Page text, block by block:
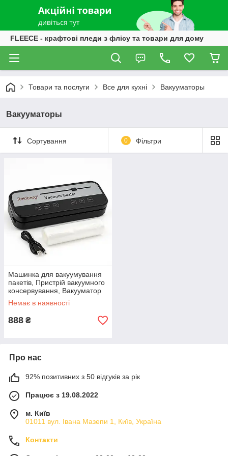
FLEECE - крафтові пледи з флісу та товари для дому
Товари та послуги Все для кухні Вакууматоры
Вакууматоры
Сортування 0 Фільтри
Машинка для вакуумування
пакетів, Пристрій вакуумного
консервування, Вакууматор
для овочів і фруктів ZQ-25
Немає в наявності
888 ₴
Про нас
92% позитивних з 50 відгуків за рік
Працює з 19.08.2022
м. Київ
01011 вул. Івана Мазепи 1, Київ, Україна
Контакти